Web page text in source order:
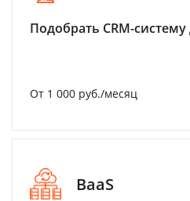
Подобрать CRM-
От 1 000 руб./месяц
BaaS